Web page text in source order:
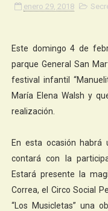
enero 29, 2018
Este domingo 4 de
parque General San
festival infantil
María Elena Walsh y
realización.
En esta ocasión
contará con la
Estará presente la
Correa, el Circo Social
“Los Musicletas” una